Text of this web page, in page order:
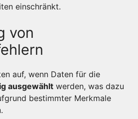
einschränkt.
von
auf, wenn Daten für die
ausgewählt werden, was dazu
bestimmter Merkmale